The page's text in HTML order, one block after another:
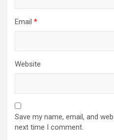
Email *
Website
Save my name, email, and
next time I comment.